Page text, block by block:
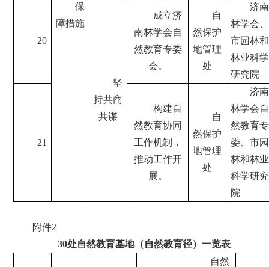
保
障措施
20
坚
持共商
共谋
成立济
南林学会自
然教育专委
会。
自
然保护
地管理
处
济南
林学会、
市园林和
林业科学
研究院
21
构建自
然教育协同
工作机制，
推动工作开
展。
自
然保护
地管理
处
济南
林学会自
然教育专
委、市园
林和林业
科学研究
院
附件2
30处自然教育基地（自然教育径）一览表
自然